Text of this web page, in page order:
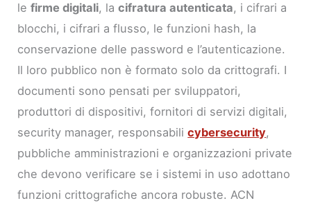
lefirme digitali, lacifratura autenticata, i cifrari a
blocchi, i cifrari a flusso, le funzioni hash, la
conservazione delle password e l’autenticazione.
Il loro pubblico non è formato solo da crittografi. I
documenti sono pensati per sviluppatori,
produttori di dispositivi, fornitori di servizi digitali,
security manager, responsabilicybersecurity,
pubbliche amministrazioni e organizzazioni private
che devono verificare se i sistemi in uso adottano
funzioni crittografiche ancora robuste. ACN